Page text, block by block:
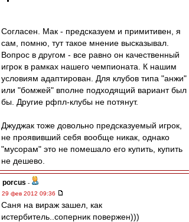
Согласен. Мак - предсказуем и примитивен, я
сам, помню, тут такое мнение высказывал.
Вопрос в другом - все равно он качественный
игрок в рамках нашего чемпионата. К нашим
условиям адаптирован. Для клубов типа "анжи"
или "бомжей" вполне подходящий вариант был
бы. Другие рфпл-клубы не потянут.
Джуджак тоже довольно предсказуемый игрок,
не проявивший себя вообще никак, однако
"мусорам" это не помешало его купить, купить
не дешево.
porcus -
29 фев 2012 09:36
Саня на вираж зашел, как
истербитель..соперник повержен)))